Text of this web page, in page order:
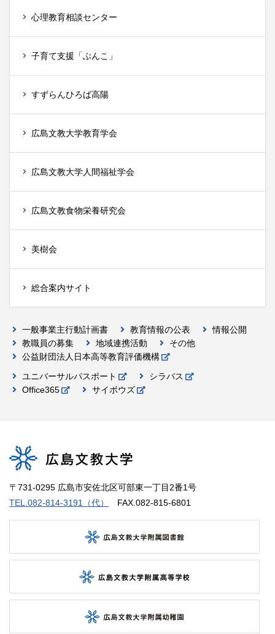
心理教育相談センター
子育て支援「ぶんこ」
すずらんひろば高陽
広島文教大学教育学会
広島文教大学人間福祉学会
広島文教食物栄養研究会
美樹会
総合案内サイト
一般事業主行動計画書 教育情報の公表
情報公開
教職員の募集
地域連携活動
その他
公益財団法人日本高等教育評価機構
ユニバーサルパスポート
シラバス
Office365
サイボウズ
〒731-0295 広島市安佐北区可部東一丁目2番1号
TEL.082-814-3191（代）
FAX.082-815-6801